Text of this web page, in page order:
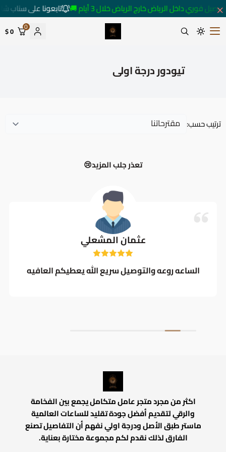
توصيل فوري داخل الرياض خارج الرياض خلال 3 أيام 🚚
تابعونا على سناب
متجر ساعات رومانس
0
0 $
تيودور درجة اولى
ترتيب حسب:
تعذر جلب المزيد😢
عثمان المشعلي
الساعه روعه والتوصيل سريع الله يعطيكم العافيه
اكثر من مجرد متجر عامل متكامل يجمع بين الفخامة
والرقي لتقديم أفضل جودة تقليد للساعات العالمية
ماستر طبق الأصل ودرجة اولي نفهم أن التفاصيل تصنع
الفارق لذلك نقدم لكم مجموعة مختارة بعناية.